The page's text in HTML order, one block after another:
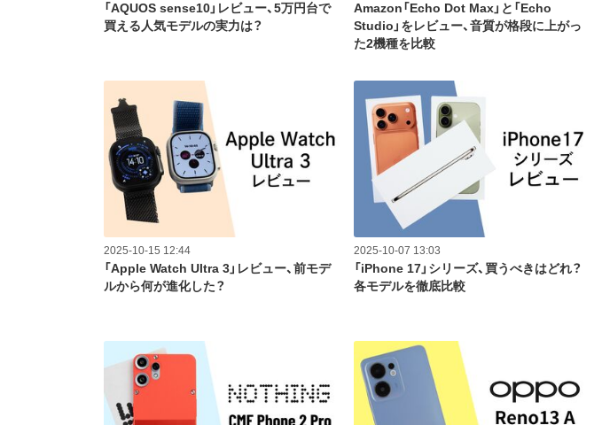
「AQUOS sense10」レビュー、5万円台で
買える人気モデルの実力は？
Amazon「Echo Dot Max」と「Echo
Studio」をレビュー、音質が格段に上がっ
た2機種を比較
2025-10-15 12:44
「Apple Watch Ultra 3」レビュー、前モデ
ルから何が進化した？
2025-10-07 13:03
「iPhone 17」シリーズ、買うべきはどれ？
各モデルを徹底比較